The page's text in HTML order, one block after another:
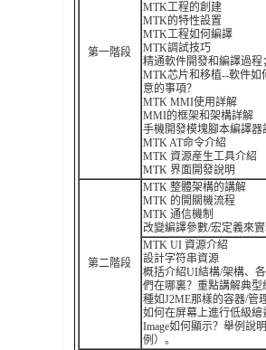
第一階段
MTK工程的創建
MTK的特性設置
MTK工程如何編譯
MTK調試技巧
精通軟件開發和編譯過程
MTK芯片和移植--軟件如
意的事項？
MTK MMI使用詳解
MMI的框架和架構詳解
手機開發模塊腳本編譯器
MTK AT命令介紹
MTK 資源産生工具介紹
MTK 界面開發說明
第二階段
MTK 整體架構的講解
MTK 的開關機流程
MTK 通信機制
改變編譯參數/宏定義來
MTK UI 資源介紹
設計字符串資源
概括介紹UI結構/架構、
們在哪裏？重點講解典型
種如J2ME那樣的容器/管
如何在屏幕上進行低級繪
Image如何顯示？舉例說
例）。